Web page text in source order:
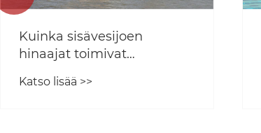
Kuinka
poikkileikkausproomu
rakentamisen tehokkuutta?
Katso lisää >>